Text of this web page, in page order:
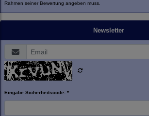
Rahmen seiner Bewertung angeben muss.
Newsletter
Eingabe Sicherheitscode: *